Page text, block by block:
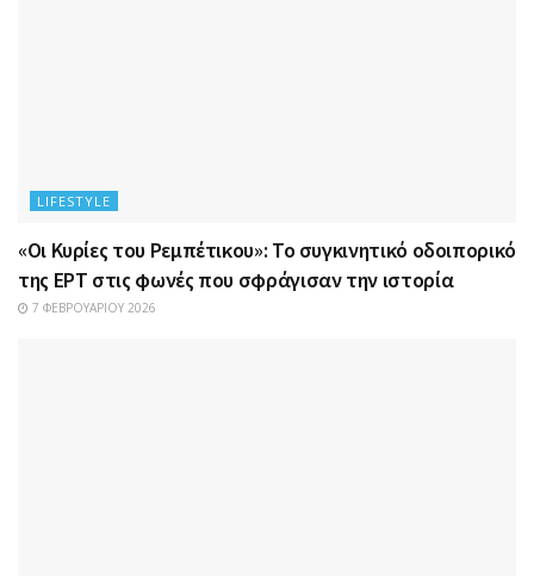
LIFESTYLE
«Οι Κυρίες του Ρεμπέτικου»: Το συγκινητικό οδοιπορικό
της ΕΡΤ στις φωνές που σφράγισαν την ιστορία
7 ΦΕΒΡΟΥΑΡΊΟΥ 2026